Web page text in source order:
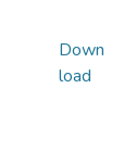
Down
load